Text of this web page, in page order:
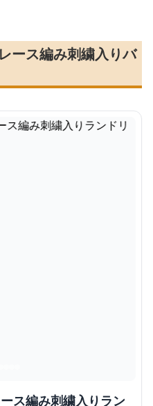
ース編み刺繍入りバ
ス編み刺繍入りラン